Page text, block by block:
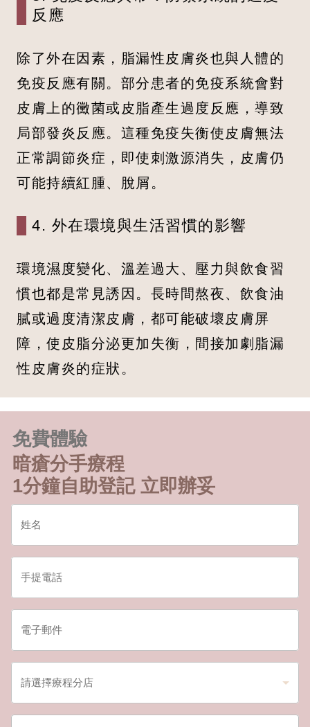
反應
除了外在因素，脂漏性皮膚炎也與人體的
免疫反應有關。部分患者的免疫系統會對
皮膚上的黴菌或皮脂產生過度反應，導致
局部發炎反應。這種免疫失衡使皮膚無法
正常調節炎症，即使刺激源消失，皮膚仍
可能持續紅腫、脫屑。
4. 外在環境與生活習慣的影響
環境濕度變化、溫差過大、壓力與飲食習
慣也都是常見誘因。長時間熬夜、飲食油
膩或過度清潔皮膚，都可能破壞皮膚屏
障，使皮脂分泌更加失衡，間接加劇脂漏
性皮膚炎的症狀。
免費體驗
暗瘡分手療程
1分鐘自助登記 立即辦妥